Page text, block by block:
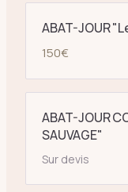
ABAT-JOUR
150€
ABAT-JOUR
SAUVAGE"
Sur devis